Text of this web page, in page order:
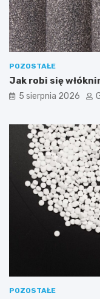
POZOSTAŁE
Jak robi się
5 sierpnia 2026
POZOSTAŁE